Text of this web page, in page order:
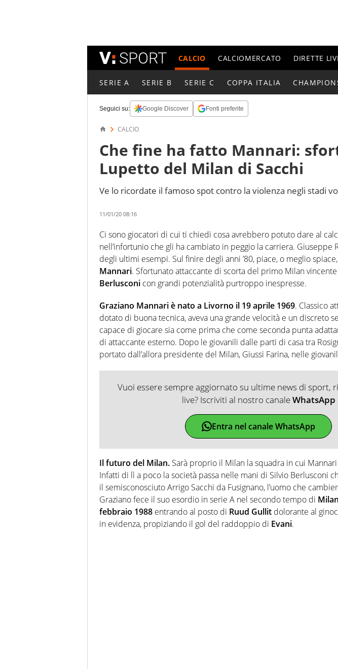
CALCIO CALCIOMERCATO DIRETTE
SERIE A SERIE B SERIE C COPPA ITALIA
Seguici su: Google Discover Fonti preferite
CALCIO
Che fine ha fatto Mannari:
Lupetto del Milan di Sacchi
Ve lo ricordate il famoso spot contro la violenza negli stadi
11/01/20 08:16
Ci sono giocatori di cui ti chiedi cosa avrebbero potuto dare al
nell’infortunio che gli ha cambiato in peggio la carriera. Giuseppe
degli ultimi esempi. Sul finire degli anni ’80, piace, o meglio
Mannari. Sfortunato attaccante di scorta del primo Milan
Berlusconi con grandi potenzialità purtroppo inespresse.
Graziano Mannari è nato a Livorno il 19 aprile 1969. Classico
dotato di buona tecnica, aveva una grande velocità e un discreto
capace di giocare sia come prima che come seconda punta
di attaccante esterno. Dopo le giovanili dalle parti di casa tra
portato dall’allora presidente del Milan, Giussi Farina, nelle
Vuoi essere sempre aggiornato su ultime news di sport,
live? Iscriviti al nostro canaleWhatsApp
Entra nel canale WhatsApp
Il futuro del Milan. Sarà proprio il Milan la squadra in cui
Infatti di lì a poco la società passa nelle mani di Silvio Berlusconi
il semisconosciuto Arrigo Sacchi da Fusignano, l’uomo che
Graziano fece il suo esordio in serie A nel secondo tempo di
febbraio 1988 entrando al posto di Ruud Gullit dolorante al
in evidenza, propiziando il gol del raddoppio di Evani.